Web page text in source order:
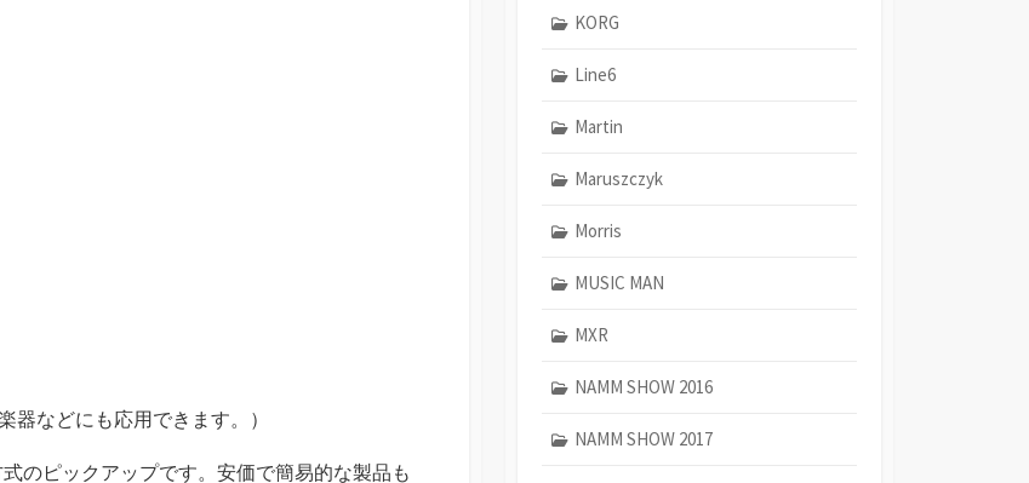
器などにも応用できます。）
のピックアップです。安価で簡易的な製品も
KORG
Line6
Martin
Maruszczyk
Morris
MUSIC MAN
MXR
NAMM SHOW 2016
NAMM SHOW 2017